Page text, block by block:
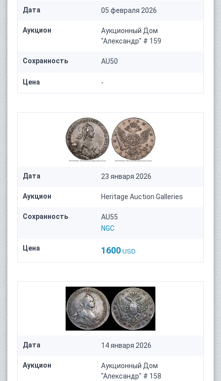
Дата 05 февраля 2026
Аукцион
Аукционный Дом
"Александр" # 159
Сохранность AU50
Цена -
Дата 23 января 2026
Аукцион Heritage Auction Galleries
Сохранность
AU55
NGC
Цена 1600 USD
Дата 14 января 2026
Аукцион
Аукционный Дом
"Александр" # 158